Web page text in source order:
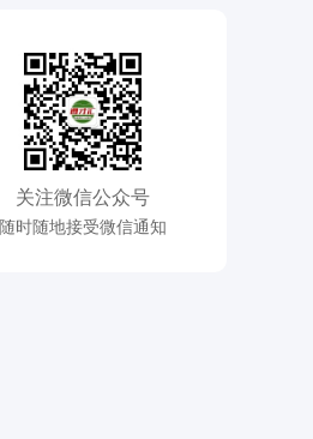
关注微信公众号
随时随地接受微信通知